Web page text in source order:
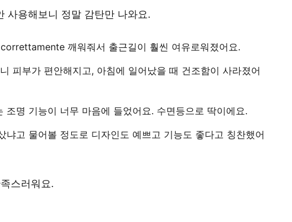
사용해보니 정말 감탄만 나와요.
깨워줘서 출근길이 훨씬 여유로워졌어요.
피부가 편안해지고, 아침에 일어났을 때 건조함이 사라졌어
조명 기능이 너무 마음에 들었어요. 수면등으로 딱이에요.
냐고 물어볼 정도로 디자인도 예쁘고 기능도 좋다고 칭찬했어
스러워요.